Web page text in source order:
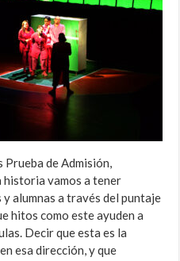
de Admisión,
historia vamos a tener
alumnas a través del puntaje
hitos como este ayuden a
Decir que esta es la
esa dirección, y que